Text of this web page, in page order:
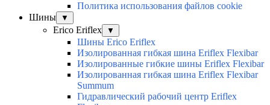
Политика использования файлов cookie
Шины
▼
Erico Eriflex ▼
Шины Erico Eriflex
Изолированная гибкая шина Eriflex Flexibar
Изолированные гибкие шины Eriflex Flexibar
Изолированная гибкая шина Eriflex Flexibar
Summum
Гидравлический рабочий центр Eriflex